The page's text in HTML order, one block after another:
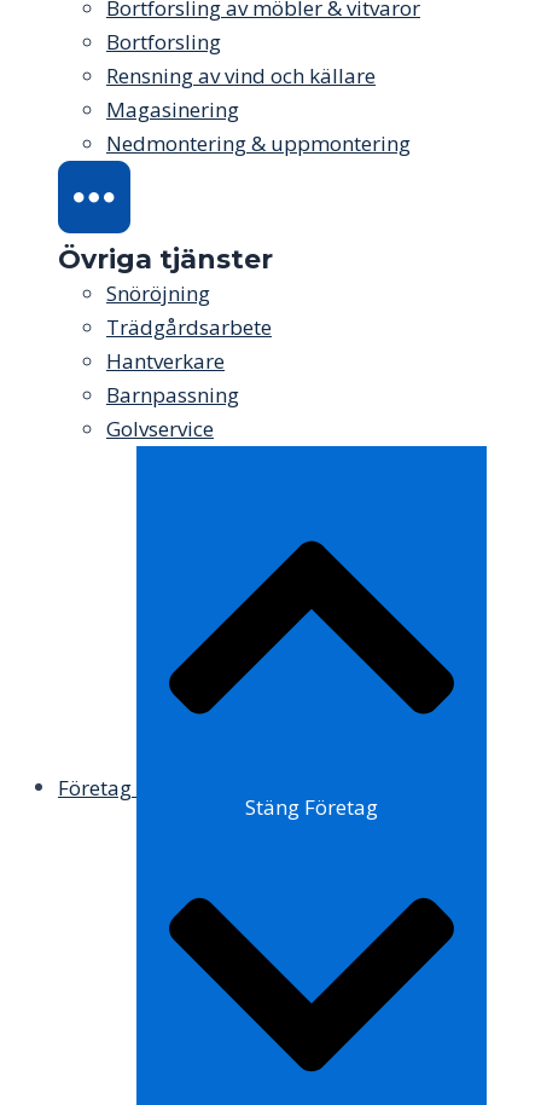
Bortforsling av möbler & vitvaror
Bortforsling
Rensning av vind och källare
Magasinering
Nedmontering & uppmontering
Övriga tjänster
Snöröjning
Trädgårdsarbete
Hantverkare
Barnpassning
Golvservice
Företag
Stäng Företag